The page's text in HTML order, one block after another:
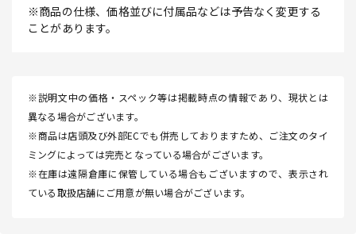
※商品の仕様、価格並びに付属品などは予告なく変更する
ことがあります。
※説明文中の価格・スペック等は掲載時点の情報であり、現状とは
異なる場合がございます。
※商品は店頭及び外部ECでも併売しておりますため、ご注文のタイ
ミングによっては完売となっている場合がございます。
※在庫は遠隔倉庫に保管している場合もございますので、表示され
ている取扱店舗にご用意が無い場合がございます。